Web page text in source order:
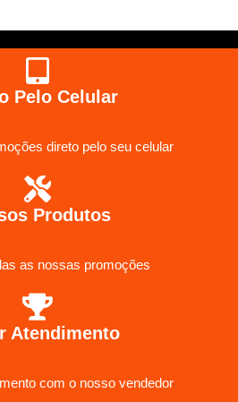
Pelo Celular
direto pelo seu celular
Produtos
as nossas promoções
Atendimento
com o nosso vendedor